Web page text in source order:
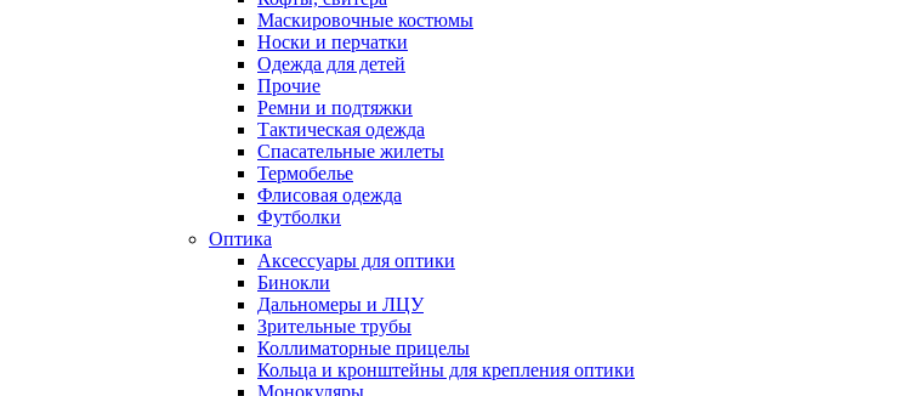
Маскировочные костюмы
Носки и перчатки
Одежда для детей
Прочие
Ремни и подтяжки
Тактическая одежда
Спасательные жилеты
Термобелье
Флисовая одежда
Футболки
Оптика
Аксессуары для оптики
Бинокли
Дальномеры и ЛЦУ
Зрительные трубы
Коллиматорные прицелы
Кольца и кронштейны для крепления оптики
Монокуляры